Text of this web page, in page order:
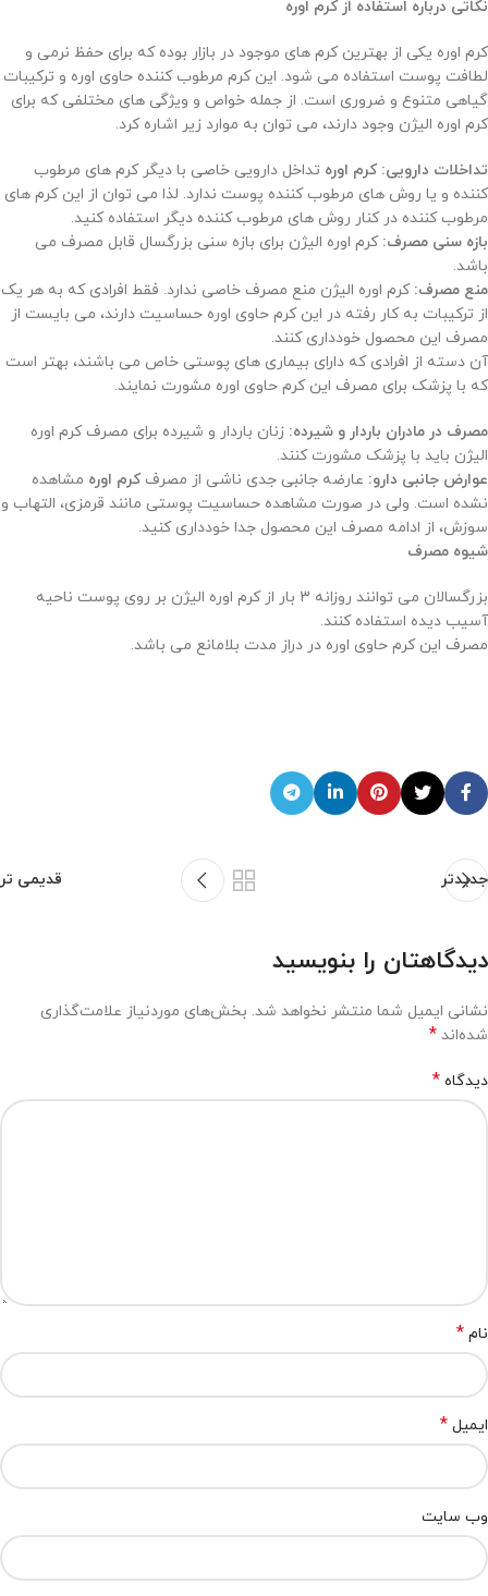
نکاتی درباره استفاده از کرم اوره
کرم اوره یکی از بهترین کرم های موجود در بازار بوده که برای حفظ نرمی و
لطافت پوست استفاده می شود. این کرم مرطوب کننده حاوی اوره و ترکیبات
گیاهی متنوع و ضروری است. از جمله خواص و ویژگی های مختلفی که برای
کرم اوره الیژن وجود دارند، می توان به موارد زیر اشاره کرد.
تداخلات دارویی:کرم اوره تداخل دارویی خاصی با دیگر کرم های مرطوب
کننده و یا روش های مرطوب کننده پوست ندارد. لذا می توان از این کرم های
مرطوب کننده در کنار روش های مرطوب کننده دیگر استفاده کنید.
بازه سنی مصرف: کرم اوره الیژن برای بازه سنی بزرگسال قابل مصرف می
باشد.
منع مصرف: کرم اوره الیژن منع مصرف خاصی ندارد. فقط افرادی که به هر یک
از ترکیبات به کار رفته در این کرم حاوی اوره حساسیت دارند، می بایست از
مصرف این محصول خودداری کنند.
آن دسته از افرادی که دارای بیماری های پوستی خاص می باشند، بهتر است
که با پزشک برای مصرف این کرم حاوی اوره مشورت نمایند.
مصرف در مادران باردار و شیرده: زنان باردار و شیرده برای مصرف کرم اوره
الیژن باید با پزشک مشورت کنند.
عوارض جانبی دارو: عارضه جانبی جدی ناشی از مصرفکرم اوره مشاهده
نشده است. ولی در صورت مشاهده حساسیت پوستی مانند قرمزی، التهاب و
سوزش، از ادامه مصرف این محصول جدا خودداری کنید.
شیوه مصرف
بزرگسالان می توانند روزانه 3 بار از کرم اوره الیژن بر روی پوست ناحیه
آسیب دیده استفاده کنند.
مصرف این کرم حاوی اوره در دراز مدت بلامانع می باشد.
جدیدتر قدیمی تر
دیدگاهتان را بنویسید
نشانی ایمیل شما منتشر نخواهد شد. بخش‌های موردنیاز علامت‌گذاری
شده‌اند *
دیدگاه *
نام *
ایمیل *
وب‌ سایت